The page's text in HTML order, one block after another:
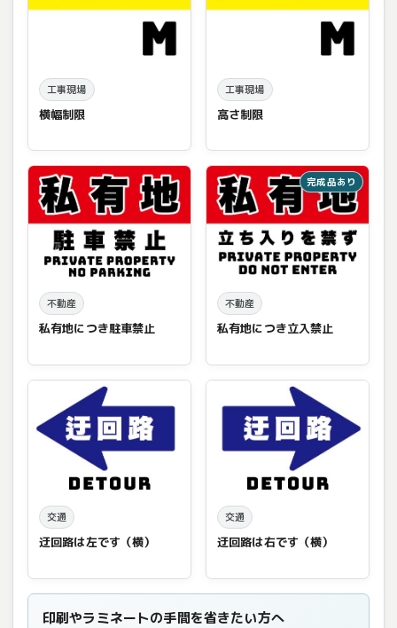
工事現場
横幅制限
工事現場
高さ制限
不動産
私有地につき駐車禁止
完成品あり
不動産
私有地につき立入禁止
交通
迂回路は左です（横）
交通
迂回路は右です（横）
印刷やラミネートの手間を省きたい方へ